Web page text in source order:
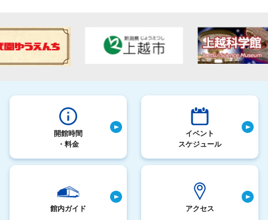
開館時間
・料金
イベント
スケジュール
館内ガイド アクセス